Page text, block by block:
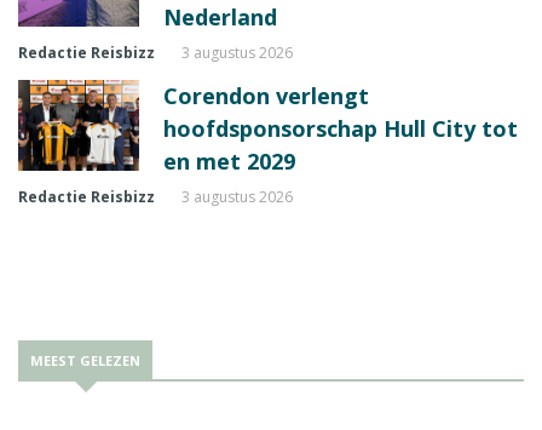
Nederland
Redactie Reisbizz 3 augustus 2026
Corendon verlengt
hoofdsponsorschap Hull City tot
en met 2029
Redactie Reisbizz 3 augustus 2026
MEEST GELEZEN